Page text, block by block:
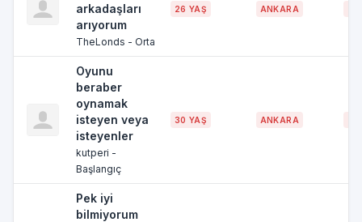
arkadaşları
arıyorum
TheLonds - Orta
26 YAŞ ANKARA
Oyunu
beraber
oynamak
isteyen veya
isteyenler
kutperi -
Başlangıç
30 YAŞ ANKARA
Pek iyi
bilmiyorum